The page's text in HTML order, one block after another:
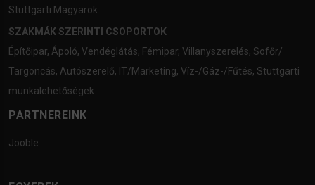
Stuttgarti Magyarok
SZAKMÁK SZERINTI CSOPORTOK
Építőipar, Ápoló, Vendéglátás, Fémipar, Villanyszerelés, Sofőr/
Targoncás, Autószerelő, IT/Marketing, Víz-/Gáz-/Fűtés, Stuttgarti
munkalehetőségek
PARTNEREINK
Jooble